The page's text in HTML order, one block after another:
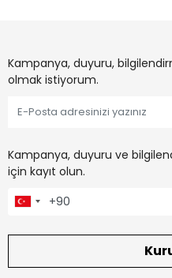
Kampanya, duyuru,
olmak istiyorum.
Kampanya, duyuru ve
için kayıt olun.